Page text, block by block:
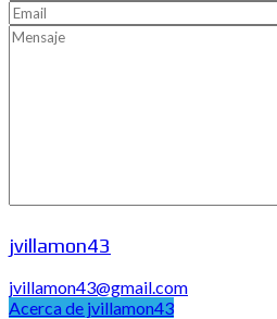
jvillamon43
jvillamon43@gmail.com
Acerca de jvillamon43